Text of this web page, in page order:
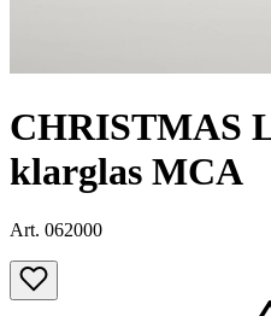
CHRISTMAS
klarglas MCA
Art. 062000